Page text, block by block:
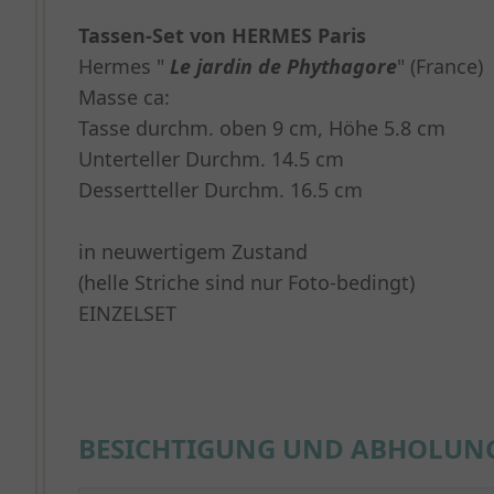
Tassen-Set von HERMES Paris
Hermes " Le jardin de Phythagore" (France)
Masse ca:
Tasse durchm. oben 9 cm, Höhe 5.8 cm
Unterteller Durchm. 14.5 cm
Dessertteller Durchm. 16.5 cm
in neuwertigem Zustand
(helle Striche sind nur Foto-bedingt)
EINZELSET
BESICHTIGUNG UND